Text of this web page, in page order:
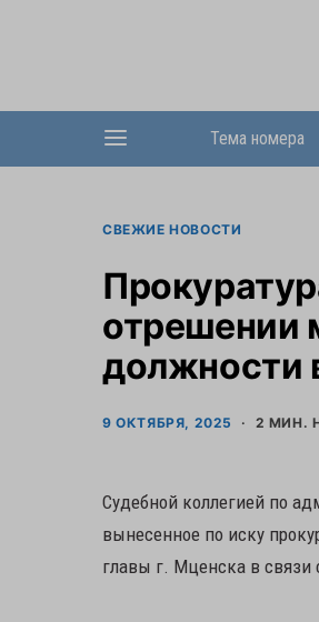
Тема номера
СВЕЖИЕ НОВОСТИ
отрешении
должности
9 ОКТЯБРЯ, 2025 2 МИН.
Судебной коллегией по
вынесенное по иску
главы г. Мценска в связи